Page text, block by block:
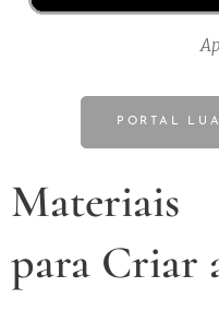
PORTAL
Materiais
para Criar